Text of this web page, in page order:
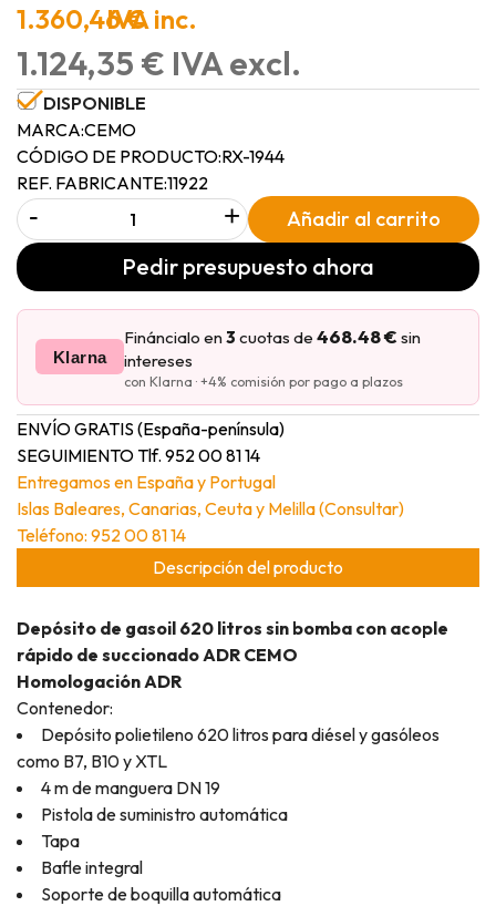
1.360,46 €IVA inc.
1.124,35 € IVA excl.
DISPONIBLE
MARCA:CEMO
CÓDIGO DE PRODUCTO:RX-1944
REF. FABRICANTE:11922
- + Añadir al carrito
Pedir presupuesto ahora
Klarna
Fináncialo en3 cuotas de 468.48 € sin
intereses
con Klarna · +4% comisión por pago a plazos
ENVÍO GRATIS (España-península)
SEGUIMIENTO Tlf. 952 00 81 14
Entregamos en España y Portugal
Islas Baleares, Canarias, Ceuta y Melilla (Consultar)
Teléfono: 952 00 81 14
Descripción del producto
Depósito de gasoil 620 litros sin bomba con acople
rápido de succionado ADR CEMO
Homologación ADR
Contenedor:
Depósito polietileno 620 litros para diésel y gasóleos
como B7, B10 y XTL
4 m de manguera DN 19
Pistola de suministro automática
Tapa
Bafle integral
Soporte de boquilla automática